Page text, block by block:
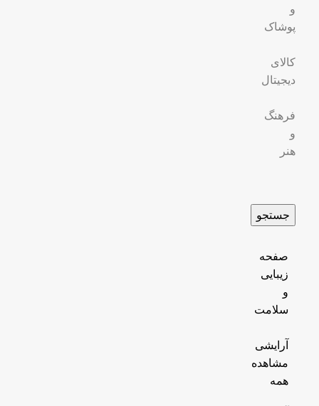
و
پوشاک
کالای
دیجیتال
فرهنگ
و
هنر
جستجو
صفحه
زیبایی
و
سلامت
آرایشی
مشاهده
همه